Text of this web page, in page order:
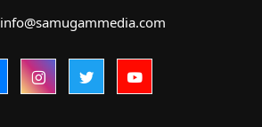
info@samugammedia.com